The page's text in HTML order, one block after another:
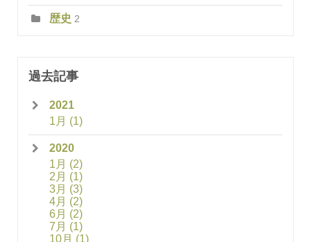
歴史 2
過去記事
2021
1月 (1)
2020
1月 (2)
2月 (1)
3月 (3)
4月 (2)
6月 (2)
7月 (1)
10月 (1)